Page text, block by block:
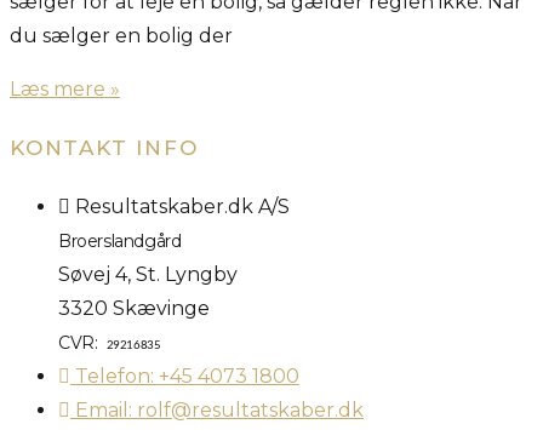
du sælger en bolig der
Læs mere »
KONTAKT INFO
Resultatskaber.dk A/S
Broerslandgård
Søvej 4, St. Lyngby
3320 Skævinge
CVR: 29216835
Telefon: +45 4073 1800
Email: rolf@resultatskaber.dk